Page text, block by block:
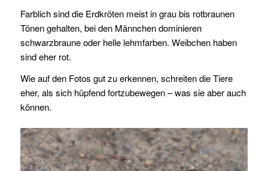
Farblich sind die Erdkröten meist in grau bis rotbraunen
Tönen gehalten, bei den Männchen dominieren
schwarzbraune oder helle lehmfarben. Weibchen haben
sind eher rot.
Wie auf den Fotos gut zu erkennen, schreiten die Tiere
eher, als sich hüpfend fortzubewegen – was sie aber auch
können.